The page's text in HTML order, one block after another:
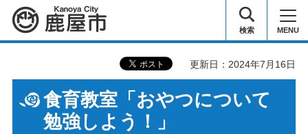
鹿屋市 検索 MENU
更新日：2024年7月16日
食育教室「おやつについて
勉強しよう！」